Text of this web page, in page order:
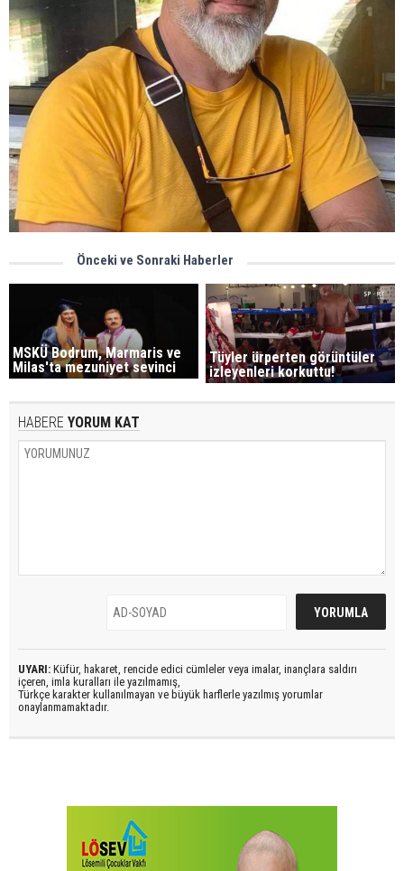
Önceki ve Sonraki Haberler
MSKÜ Bodrum, Marmaris ve
Milas'ta mezuniyet sevinci
Tüyler ürperten görüntüler
izleyenleri korkuttu!
HABERE YORUM KAT
UYARI: Küfür, hakaret, rencide edici cümleler veya imalar, inançlara saldırı
içeren, imla kuralları ile yazılmamış,
Türkçe karakter kullanılmayan ve büyük harflerle yazılmış yorumlar
onaylanmamaktadır.